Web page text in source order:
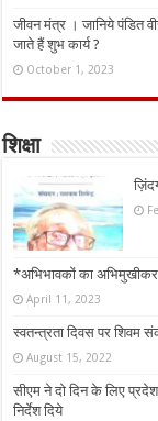
जीवन मंत्र । जानिये पंडित
जाते हैं शुभ कार्य ?
October 1, 2023
शिक्षा
*अभिभावकों का
April 11, 2023
स्वतन्त्रता दिवस पर शिवम
August 15, 2022
सीएम ने दो दिन के लिए
निर्देश दिये